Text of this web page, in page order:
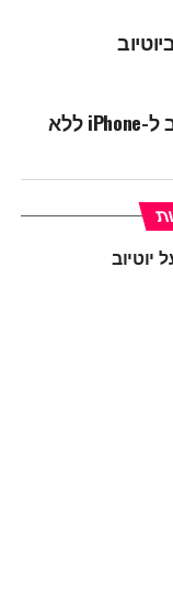
CopyTrans – העברת שירים מהמחשב ל-iPhone ללא